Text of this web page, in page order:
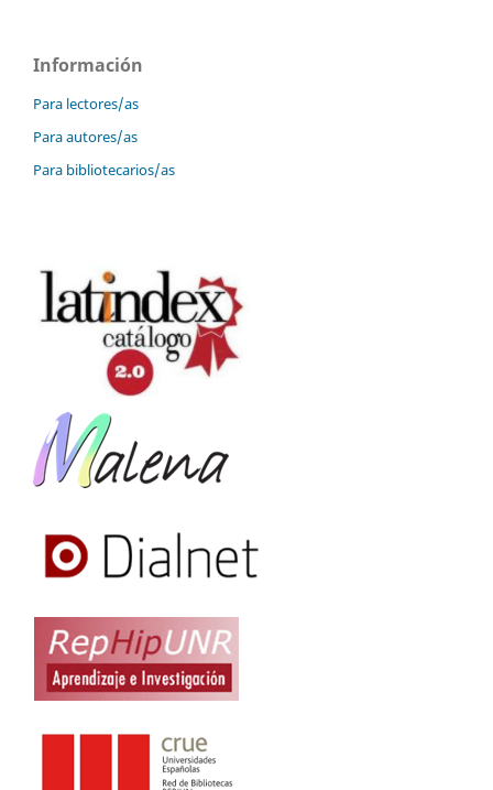
Información
Para lectores/as
Para autores/as
Para bibliotecarios/as